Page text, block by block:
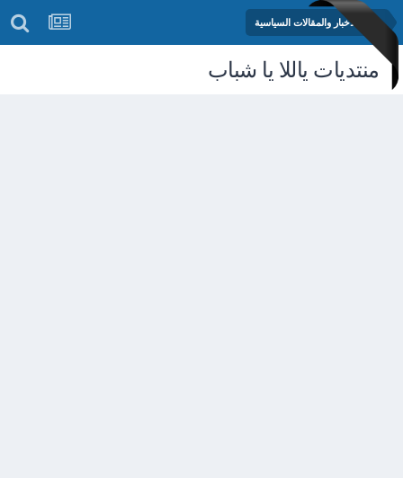
منتدى الأخبار والمقالات السياسية
منتديات ياللا يا شباب